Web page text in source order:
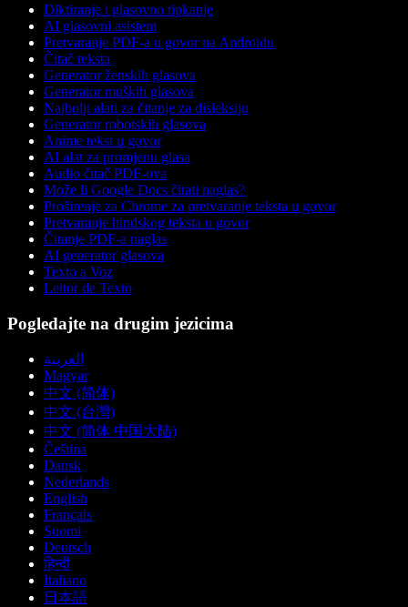
Diktiranje i glasovno tipkanje
AI glasovni asistent
Pretvaranje PDF-a u govor na Androidu
Čitač teksta
Generator ženskih glasova
Generator muških glasova
Najbolji alati za čitanje za disleksiju
Generator robotskih glasova
Anime tekst u govor
AI alat za promjenu glasa
Audio čitač PDF-ova
Može li Google Docs čitati naglas?
Proširenje za Chrome za pretvaranje teksta u govor
Pretvaranje hindskog teksta u govor
Čitanje PDF-a naglas
AI generator glasova
Texto a Voz
Leitor de Texto
Pogledajte na drugim jezicima
العربية
Magyar
中文 (简体)
中文 (台灣)
中文 (简体 中国大陆)
Čeština
Dansk
Nederlands
English
Français
Suomi
Deutsch
हिन्दी
Italiano
日本語